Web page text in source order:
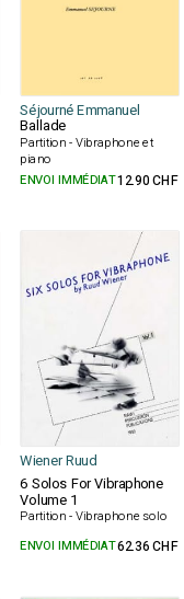
Séjourné Emmanuel
Ballade
Partition - Vibraphone et
piano
ENVOI IMMÉDIAT12.90 CHF
Wiener Ruud
6 Solos For Vibraphone
Volume 1
Partition - Vibraphone solo
ENVOI IMMÉDIAT62.36 CHF